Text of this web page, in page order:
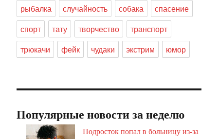
рыбалка
случайность собака
спасение
спорт
тату творчество
транспорт
трюкачи
фейк чудаки экстрим юмор
Популярные новости за неделю
Подросток попал в больницу из-за